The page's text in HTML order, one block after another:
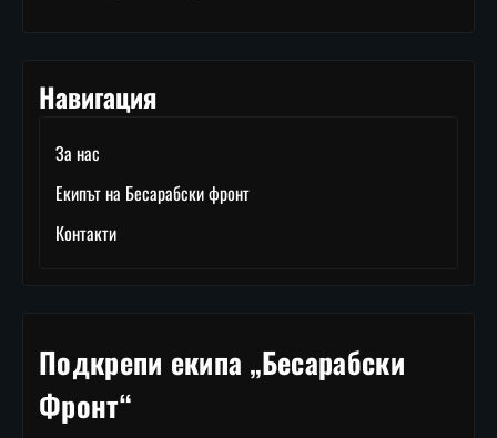
Навигация
За нас
Екипът на Бесарабски фронт
Контакти
Подкрепи екипа „Бесарабски
Фронт“